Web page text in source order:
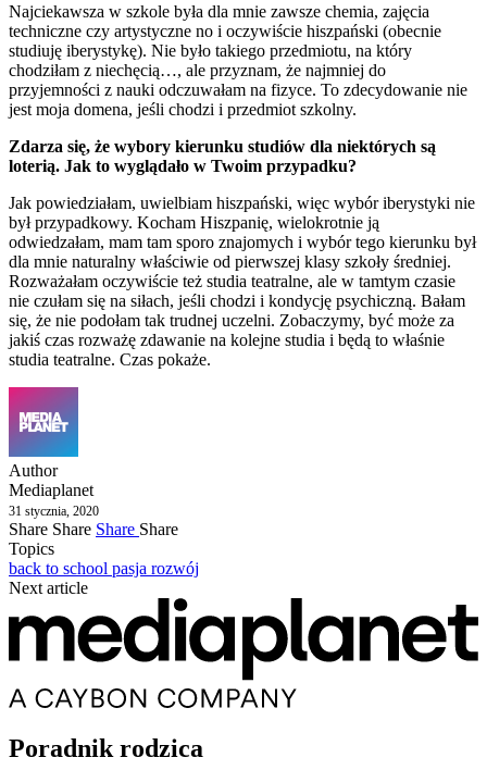
Najciekawsza w szkole była dla mnie zawsze chemia, zajęcia
techniczne czy artystyczne no i oczywiście hiszpański (obecnie
studiuję iberystykę). Nie było takiego przedmiotu, na który
chodziłam z niechęcią…, ale przyznam, że najmniej do
przyjemności z nauki odczuwałam na fizyce. To zdecydowanie nie
jest moja domena, jeśli chodzi i przedmiot szkolny.
Zdarza się, że wybory kierunku studiów dla niektórych są
loterią. Jak to wyglądało w Twoim przypadku?
Jak powiedziałam, uwielbiam hiszpański, więc wybór iberystyki nie
był przypadkowy. Kocham Hiszpanię, wielokrotnie ją
odwiedzałam, mam tam sporo znajomych i wybór tego kierunku był
dla mnie naturalny właściwie od pierwszej klasy szkoły średniej.
Rozważałam oczywiście też studia teatralne, ale w tamtym czasie
nie czułam się na siłach, jeśli chodzi i kondycję psychiczną. Bałam
się, że nie podołam tak trudnej uczelni. Zobaczymy, być może za
jakiś czas rozważę zdawanie na kolejne studia i będą to właśnie
studia teatralne. Czas pokaże.
Author
Mediaplanet
31 stycznia, 2020
Share Share Share Share
Topics
back to school pasja rozwój
Next article
Poradnik rodzica